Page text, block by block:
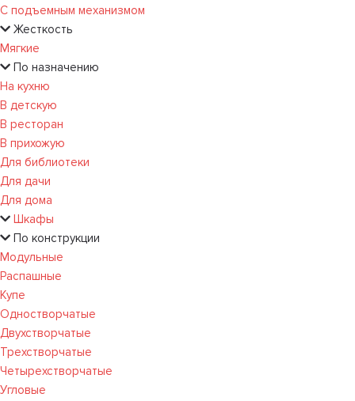
С подъемным механизмом
Жесткость
Мягкие
По назначению
На кухню
В детскую
В ресторан
В прихожую
Для библиотеки
Для дачи
Для дома
Шкафы
По конструкции
Модульные
Распашные
Купе
Одностворчатые
Двухстворчатые
Трехстворчатые
Четырехстворчатые
Угловые